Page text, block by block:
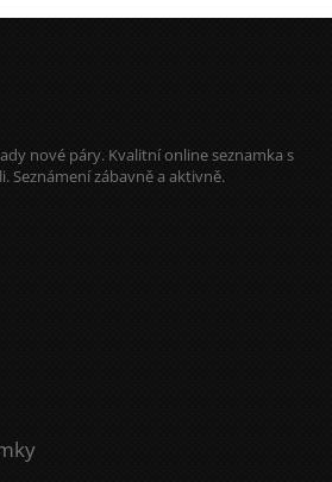
nové páry. Kvalitní online seznamka s
Seznámení zábavně a aktivně.